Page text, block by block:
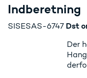
Indberetning
SISESAS-6747 Dst
Der